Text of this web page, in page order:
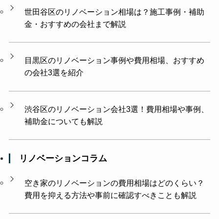
世田谷区のリノベーション相場は？施工事例・補助
金・おすすめの会社まで解説
目黒区のリノベーション事例や費用相場、おすすめ
の会社3選を紹介
渋谷区のリノベーション会社3選！費用相場や事例、
補助金についても解説
リノベーションコラム
空き家のリノベーションの費用相場はどのくらい？
費用を抑える方法や事前に確認すべきことも解説